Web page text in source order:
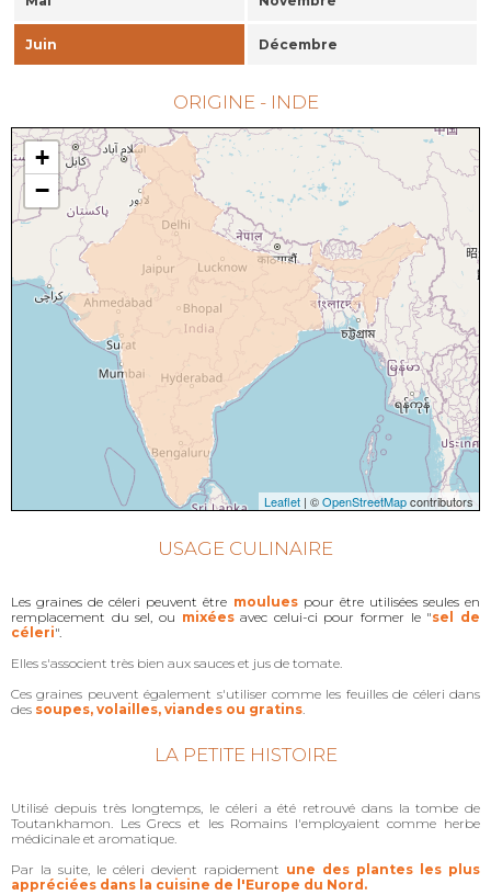
Juin Décembre
ORIGINE - INDE
+
−
Leaflet | ©OpenStreetMapcontributors
USAGE CULINAIRE
Les graines de céleri peuvent être moulues pour être utilisées seules en
remplacement du sel, ou mixées avec celui-ci pour former le "sel de
céleri".
Elles s'associent très bien aux sauces et jus de tomate.
Ces graines peuvent également s'utiliser comme les feuilles de céleri dans
des soupes, volailles, viandes ou gratins.
LA PETITE HISTOIRE
Utilisé depuis très longtemps, le céleri a été retrouvé dans la tombe de
Toutankhamon. Les Grecs et les Romains l'employaient comme herbe
médicinale et aromatique.
Par la suite, le céleri devient rapidement une des plantes les plus
appréciées dans la cuisine de l'Europe du Nord.